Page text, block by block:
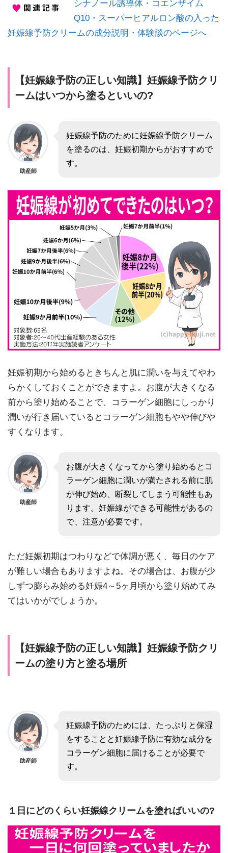
シナノール誘導体・コエンザイム
Q10・スーパーヒアルロン酸の入った
妊娠線予防クリームの成分説明・体験談のページへ
【妊娠線予防の正しい知識】妊娠線予防クリ
ームはいつから塗るといいの?
助産師
妊娠線予防のために妊娠線予防クリーム
を塗るのは、妊娠初期からがおすすめで
す。
妊娠初期から始めるときちんと肌に潤いを与えてやわ
らかくしておくことができますよ。お腹が大きくなる
前から塗り始めることで、コラーゲン細胞にしっかり
潤いが行き届いているとコラーゲン細胞もやや伸びや
すくなります。
助産師
お腹が大きくなってから塗り始めるとコ
ラーゲン細胞に潤いが満たされる前に肌
が伸び始め、断裂してしまう可能性もあ
ります。妊娠線ができる可能性があるの
で、注意が必要です。
ただ妊娠初期はつわりなどで体調が悪く、毎日のケア
が難しい場合もありますよね。その場合は、お腹が少
しずつ膨らみ始める妊娠4～5ヶ月頃から塗り始めてみ
てはいかがでしょうか。
【妊娠線予防の正しい知識】妊娠線予防クリ
ームの塗り方と塗る場所
助産師
妊娠線予防のためには、たっぷりと保湿
をすることと妊娠線予防に有効な成分を
コラーゲン細胞に届けることが必要で
す。
１日にどのくらい妊娠線クリームを塗ればいいの?